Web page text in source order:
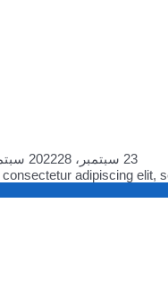
23 سبتمبر، 2022
28 سبتمبر، 2022
adipiscing elit,